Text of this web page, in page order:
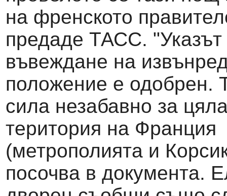
на френското
предаде ТАСС. "Указът
въвеждане на
положение е одобрен.
сила незабавно за
територия на Франция
(метрополията и
посочва в документа.